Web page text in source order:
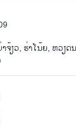
ຈ້ຽວ, ຮ່າ​ໂນ້ຍ, ຫວຽດ